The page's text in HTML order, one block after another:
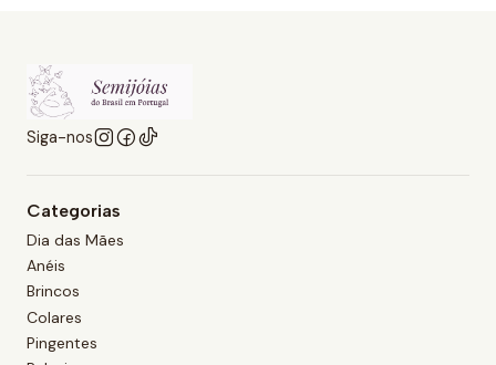
Siga-nos
Categorias
Dia das Mães
Anéis
Brincos
Colares
Pingentes